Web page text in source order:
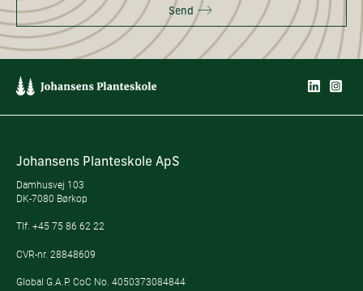
Send
Johansens Planteskole ApS
Damhusvej 103
DK-7080 Børkop
Tlf. +45 75 86 62 22
CVR-nr. 28848609
Global G.A.P. CoC No. 4050373084844